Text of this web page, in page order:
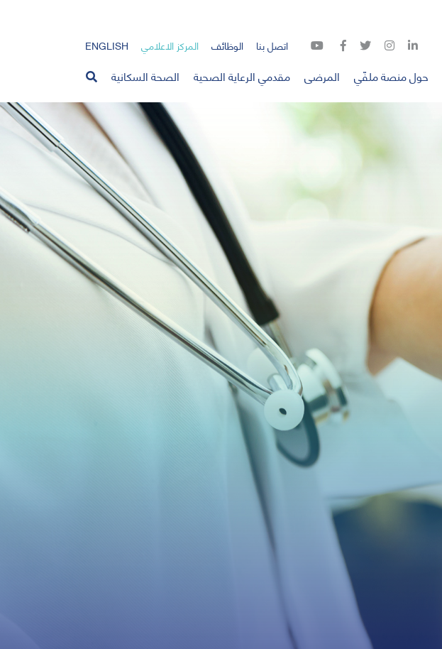
اتصل بنا الوظائف المركز الاعلامي ENGLISH
حول منصة ملفّي المرضى مقدمي الرعاية الصحية الصحة السكانية